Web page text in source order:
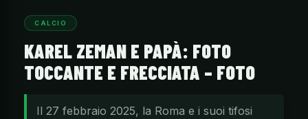
CALCIO
KAREL ZEMAN E PAPÀ: FOTO
TOCCANTE E FRECCIATA – FOTO
Il 27 febbraio 2025, la Roma e i suoi tifosi